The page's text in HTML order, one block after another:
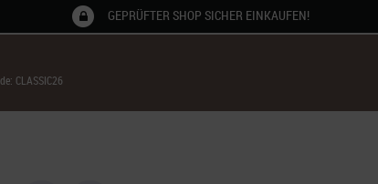
GEPRÜFTER SHOP SICHER EINKAUFEN!
CLASSIC26